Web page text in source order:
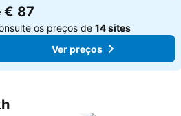
€ 87
os preços de 14 sites
Ver preços